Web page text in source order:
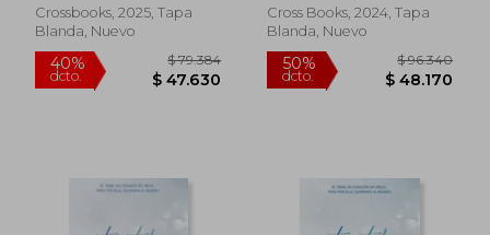
$ 52.357
Crossbooks, 2025, Tapa
Blanda, Nuevo
Cross Books, 2024, Tapa
Blanda, Nuevo